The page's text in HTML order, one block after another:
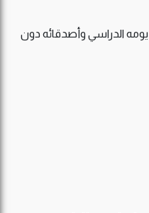
الدراسي وأصدقائه دون